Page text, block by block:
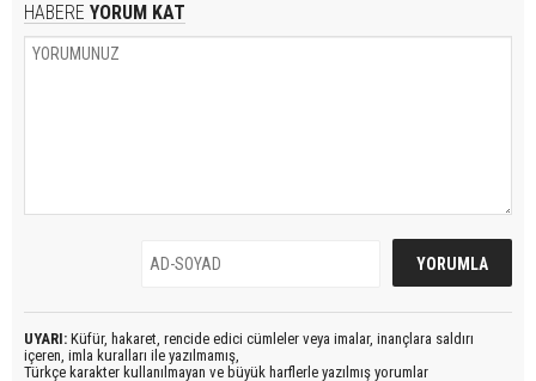
HABERE YORUM KAT
UYARI: Küfür, hakaret, rencide edici cümleler veya imalar, inançlara saldırı
içeren, imla kuralları ile yazılmamış,
Türkçe karakter kullanılmayan ve büyük harflerle yazılmış yorumlar